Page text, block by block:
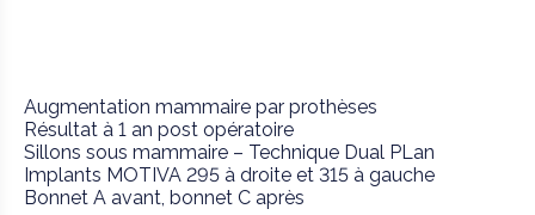
Augmentation mammaire par prothèses
Résultat à 1 an post opératoire
Sillons sous mammaire – Technique Dual PLan
Implants MOTIVA 295 à droite et 315 à gauche
Bonnet A avant, bonnet C après